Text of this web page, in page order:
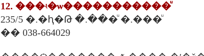
12. ���ʵ�ѡ�����������ͧ
235/5 �.�ԧ�Թ �.���ͧ �.���ͧ
�� 038-664029